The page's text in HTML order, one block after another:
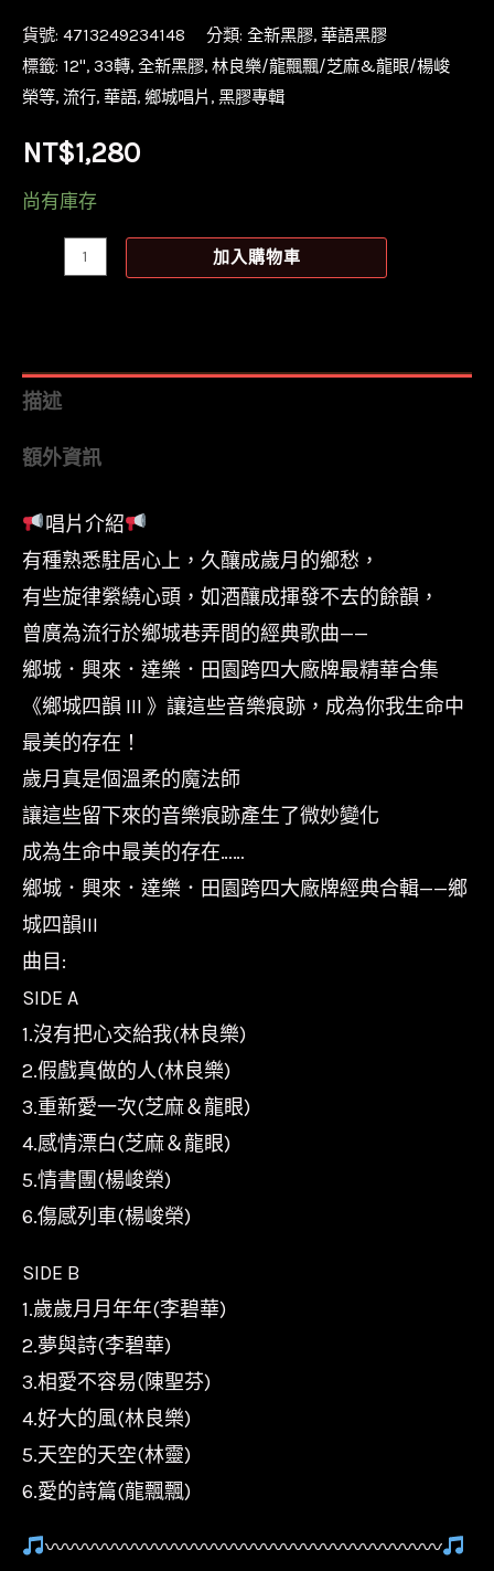
貨號: 4713249234148 分類: 全新黑膠, 華語黑膠
標籤: 12'', 33轉, 全新黑膠, 林良樂/龍飄飄/芝麻&龍眼/楊峻
榮等, 流行, 華語, 鄉城唱片 , 黑膠專輯
NT$1,280
尚有庫存
鄉
四
III/
林
良
樂,
龍
飄
飄,
芝
麻
龍
眼,
楊
峻
榮,
等/
鄉
城
唱
片/SC-
2021-
數
量
加入購物車
描述
額外資訊
唱片介紹
有種熟悉駐居心上，久釀成歲月的鄉愁，
有些旋律縈繞心頭，如酒釀成揮發不去的餘韻，
曾廣為流行於鄉城巷弄間的經典歌曲——
鄉城．興來．達樂．田園跨四大廠牌最精華合集
《鄉城四韻 III 》讓這些音樂痕跡，成為你我生命中
最美的存在！
歲月真是個溫柔的魔法師
讓這些留下來的音樂痕跡產生了微妙變化
成為生命中最美的存在……
鄉城．興來．達樂．田園跨四大廠牌經典合輯——鄉
城四韻III
曲目:
SIDE A
1.沒有把心交給我(林良樂)
2.假戲真做的人(林良樂)
3.重新愛一次(芝麻＆龍眼)
4.感情漂白(芝麻＆龍眼)
5.情書團(楊峻榮)
6.傷感列車(楊峻榮)
SIDE B
1.歲歲月月年年(李碧華)
2.夢與詩(李碧華)
3.相愛不容易(陳聖芬)
4.好大的風(林良樂)
5.天空的天空(林靈)
6.愛的詩篇(龍飄飄)
〰〰〰〰〰〰〰〰〰〰〰〰〰〰〰〰〰〰〰〰